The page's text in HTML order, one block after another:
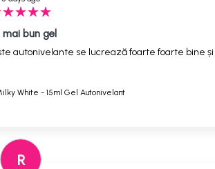
mai bun gel
autonivelante se lucrează foarte foarte bine și
White - 15ml Gel Autonivelant
R